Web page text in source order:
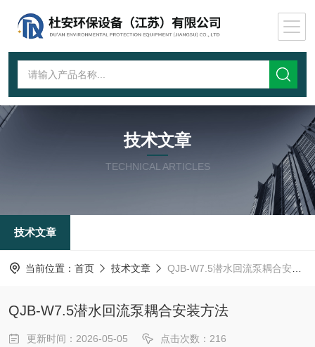
技术文章
TECHNICAL ARTICLES
技术文章
当前位置： 首页 技术文章 QJB-W7.5潜水回流泵耦合安装方法
QJB-W7.5潜水回流泵耦合安装方法
更新时间：2026-05-05 点击次数：216